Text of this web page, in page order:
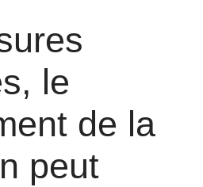
le
de la
peut